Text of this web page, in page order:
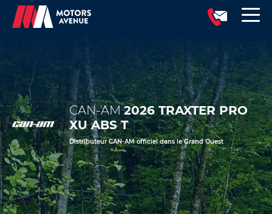
CAN-AM2026 TRAXTER PRO
XU ABS T
Distributeur CAN-AM officiel dans le Grand Ouest